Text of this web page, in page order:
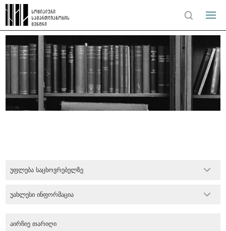
უფლება საცხოვრებელზე
უახლესი ინფორმაცია